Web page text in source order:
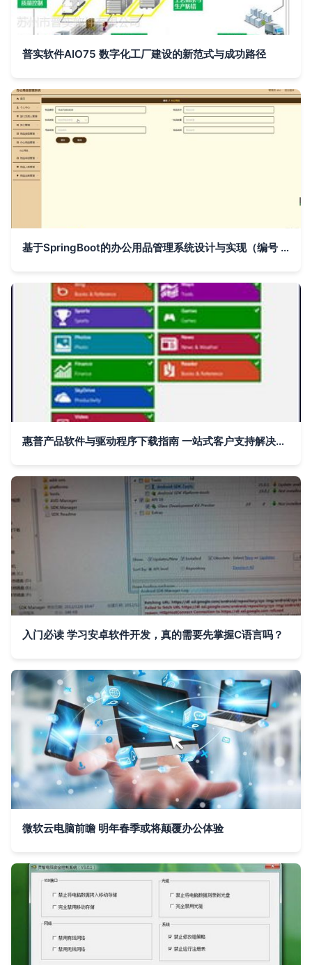
普实软件AIO75 数字化工厂建设的新范式与成功路径
基于SpringBoot的办公用品管理系统设计与实现（编号 y758m）——计算机毕业设计全案
惠普产品软件与驱动程序下载指南 一站式客户支持解决方案
入门必读 学习安卓软件开发，真的需要先掌握C语言吗？
微软云电脑前瞻 明年春季或将颠覆办公体验